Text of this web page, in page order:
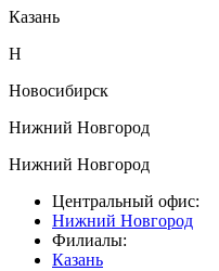
Казань
Н
Новосибирск
Нижний Новгород
Нижний Новгород
Центральный офис:
Нижний Новгород
Филиалы:
Казань